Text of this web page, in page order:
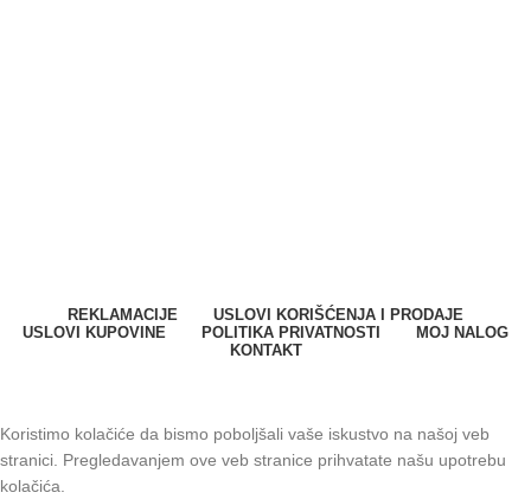
REKLAMACIJE
USLOVI KORIŠĆENJA I PRODAJE
USLOVI KUPOVINE
POLITIKA PRIVATNOSTI
MOJ NALOG
KONTAKT
Koristimo kolačiće da bismo poboljšali vaše iskustvo na našoj veb
stranici. Pregledavanjem ove veb stranice prihvatate našu upotrebu
kolačića.